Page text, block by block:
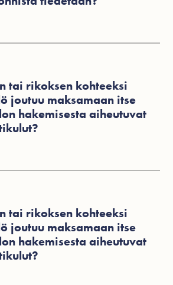
tai rikoksen kohteeksi
joutuu maksamaan itse
hakemisesta aiheutuvat
tai rikoksen kohteeksi
joutuu maksamaan itse
hakemisesta aiheutuvat